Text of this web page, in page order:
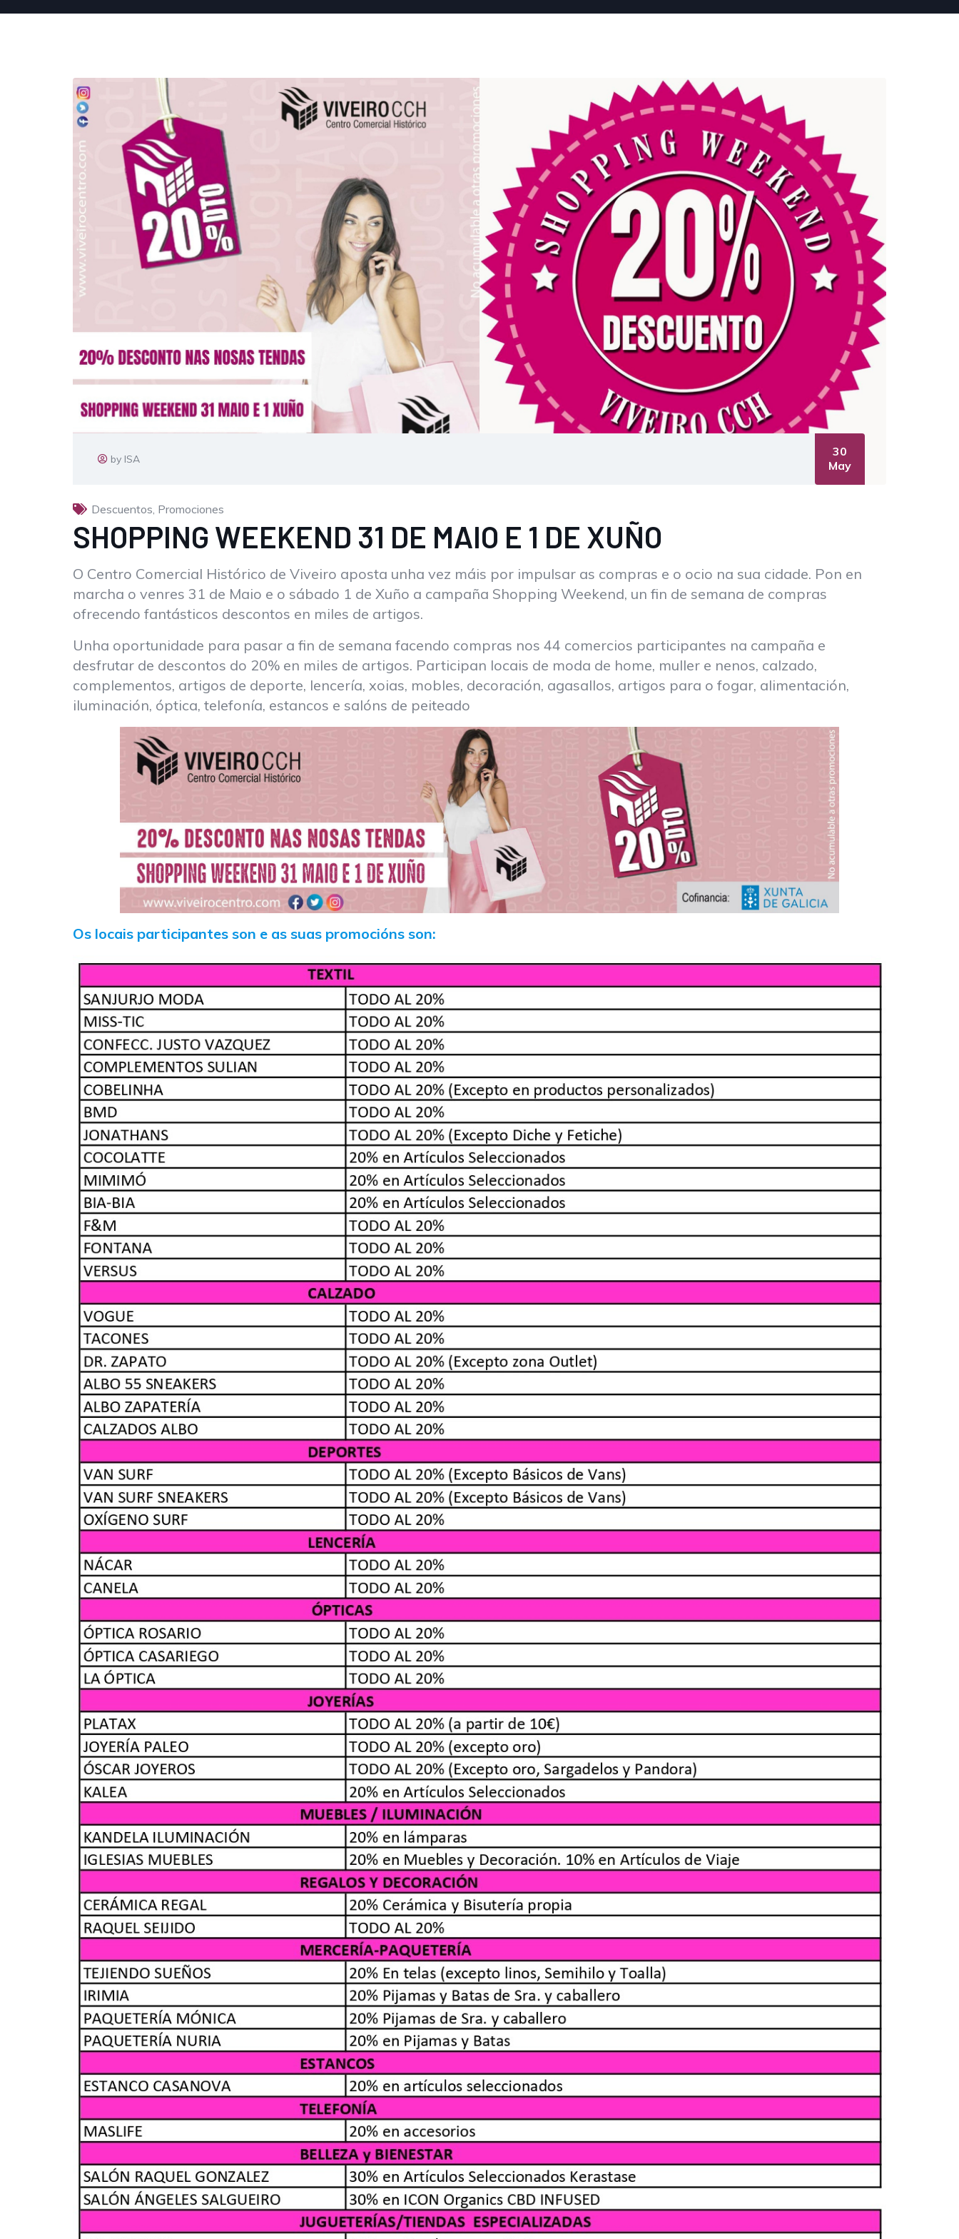
by ISA
30
May
Descuentos Promociones
SHOPPING WEEKEND 31 DE MAIO E 1 DE XUÑO
O Centro Comercial Histórico de Viveiro aposta unha vez máis por impulsar as compras e o ocio na sua cidade. Pon en
marcha o venres 31 de Maio e o sábado 1 de Xuño a campaña Shopping Weekend, un fin de semana de compras
ofrecendo fantásticos descontos en miles de artigos.
Unha oportunidade para pasar a fin de semana facendo compras nos 44 comercios participantes na campaña e
desfrutar de descontos do 20% en miles de artigos. Participan locais de moda de home, muller e nenos, calzado,
complementos, artigos de deporte, lencería, xoias, mobles, decoración, agasallos, artigos para o fogar, alimentación,
iluminación, óptica, telefonía, estancos e salóns de peiteado
Os locais participantes son e as suas promocións son: